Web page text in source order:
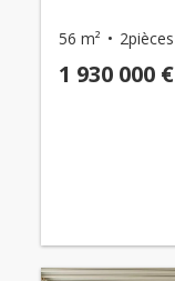
56 m² 2pièces
1 930 000 €